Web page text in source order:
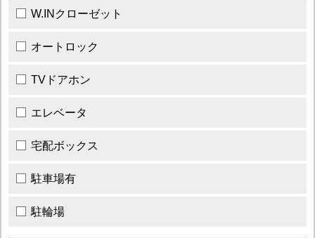
W.INクローゼット
オートロック
TVドアホン
エレベータ
宅配ボックス
駐車場有
駐輪場